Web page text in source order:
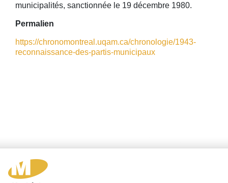
municipalités, sanctionnée le 19 décembre 1980.
Permalien
https://chronomontreal.uqam.ca/chronologie/1943-
reconnaissance-des-partis-municipaux